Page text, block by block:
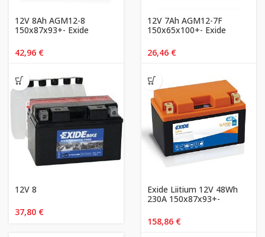
12V 8Ah AGM12-8
150x87x93+- Exide
42,96 €
12V 7Ah AGM12-7F
150x65x100+- Exide
26,46 €
12V 8
37,80 €
Exide Liitium 12V 48Wh
230A 150x87x93+-
158,86 €